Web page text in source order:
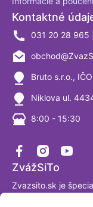
ZvážSiTo
Zvazsito.sk je
Kontaktné
031 20 28 965
Bruto s.r.o.,
Niklova ul.
8:00 - 15:30